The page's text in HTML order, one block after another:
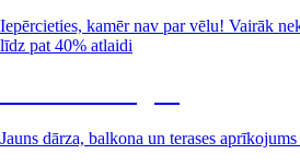
Iepērcieties, kamēr nav par vēlu! Vairāk
līdz pat 40% atlaidi
Jauns dārza, balkona un terases